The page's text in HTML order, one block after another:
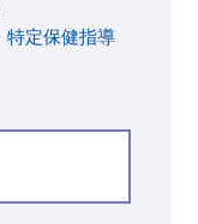
特定保健指導